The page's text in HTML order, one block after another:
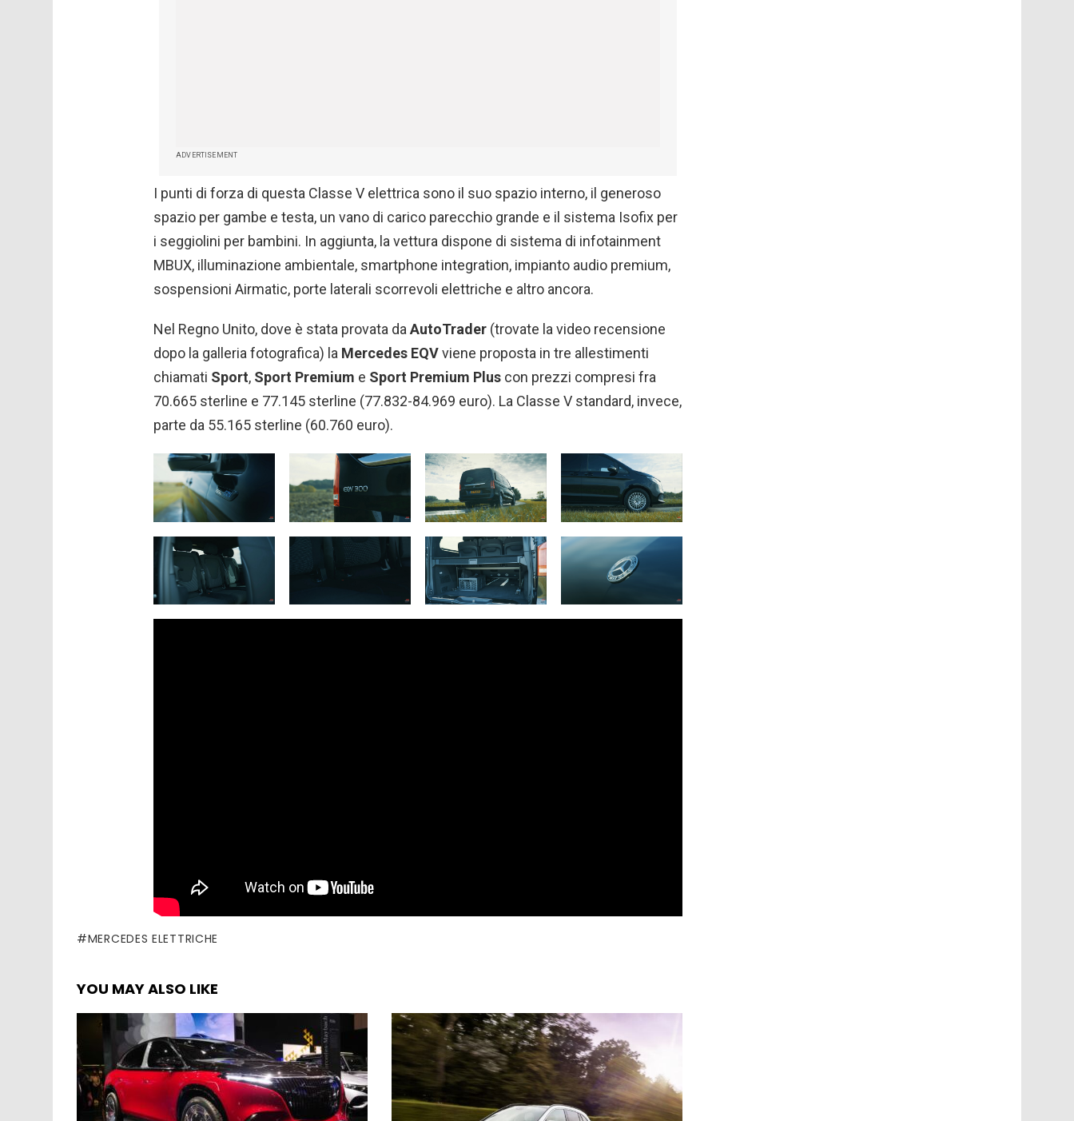
ADVERTISEMENT
I punti di forza di questa Classe V elettrica sono il suo spazio interno, il generoso
spazio per gambe e testa, un vano di carico parecchio grande e il sistema Isofix per
i seggiolini per bambini. In aggiunta, la vettura dispone di sistema di infotainment
MBUX, illuminazione ambientale, smartphone integration, impianto audio premium,
sospensioni Airmatic, porte laterali scorrevoli elettriche e altro ancora.
Nel Regno Unito, dove è stata provata da AutoTrader (trovate la video recensione
dopo la galleria fotografica) la Mercedes EQVviene proposta in tre allestimenti
chiamati Sport, Sport Premium e Sport Premium Plus con prezzi compresi fra
70.665 sterline e 77.145 sterline (77.832-84.969 euro). La Classe V standard, invece,
parte da 55.165 sterline (60.760 euro).
MERCEDES ELETTRICHE
YOU MAY ALSO LIKE